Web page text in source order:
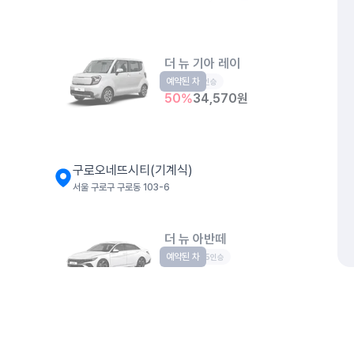
더 뉴 기아 레이
경형 5인승
50%34,570원
예약된 차
구로오네뜨시티(기계식)
서울 구로구 구로동 103-6
더 뉴 아반떼
준중형 5인승
예약된 차